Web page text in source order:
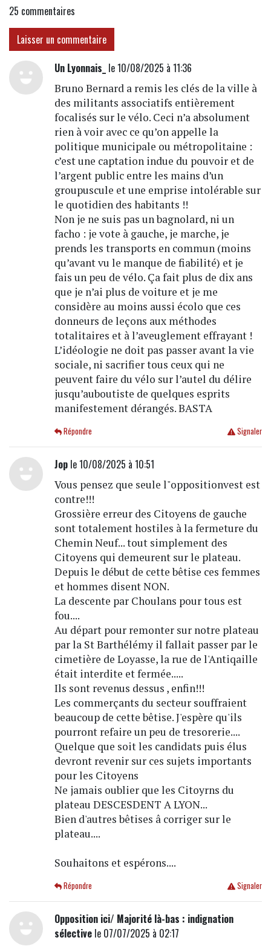
25 commentaires
Laisser un commentaire
Un Lyonnais_ le 10/08/2025 à 11:36
Bruno Bernard a remis les clés de la ville à
des militants associatifs entièrement
focalisés sur le vélo. Ceci n’a absolument
rien à voir avec ce qu’on appelle la
politique municipale ou métropolitaine :
c’est une captation indue du pouvoir et de
l’argent public entre les mains d’un
groupuscule et une emprise intolérable sur
le quotidien des habitants !!
Non je ne suis pas un bagnolard, ni un
facho : je vote à gauche, je marche, je
prends les transports en commun (moins
qu’avant vu le manque de fiabilité) et je
fais un peu de vélo. Ça fait plus de dix ans
que je n’ai plus de voiture et je me
considère au moins aussi écolo que ces
donneurs de leçons aux méthodes
totalitaires et à l’aveuglement effrayant !
L’idéologie ne doit pas passer avant la vie
sociale, ni sacrifier tous ceux qui ne
peuvent faire du vélo sur l’autel du délire
jusqu’auboutiste de quelques esprits
manifestement dérangés. BASTA
Signaler
Répondre
Jople 10/08/2025 à 10:51
Vous pensez que seule l"oppositionvest est
contre!!!
Grossière erreur des Citoyens de gauche
sont totalement hostiles à la fermeture du
Chemin Neuf... tout simplement des
Citoyens qui demeurent sur le plateau.
Depuis le début de cette bêtise ces femmes
et hommes disent NON.
La descente par Choulans pour tous est
fou....
Au départ pour remonter sur notre plateau
par la St Barthélémy il fallait passer par le
cimetière de Loyasse, la rue de l'Antiqaille
était interdite et fermée.....
Ils sont revenus dessus , enfin!!!
Les commerçants du secteur souffraient
beaucoup de cette bêtise. J'espère qu'ils
pourront refaire un peu de tresorerie....
Quelque que soit les candidats puis élus
devront revenir sur ces sujets importants
pour les Citoyens
Ne jamais oublier que les Citoyrns du
plateau DESCESDENT A LYON...
Bien d'autres bêtises â corriger sur le
plateau....
Souhaitons et espérons....
Signaler
Répondre
Opposition ici/ Majorité là-bas : indignation
sélectivele 07/07/2025 à 02:17